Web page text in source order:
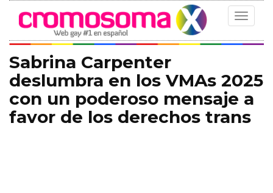
Toggle
Sabrina Carpenter
deslumbra en los VMAs 2025
con un poderoso mensaje a
favor de los derechos trans